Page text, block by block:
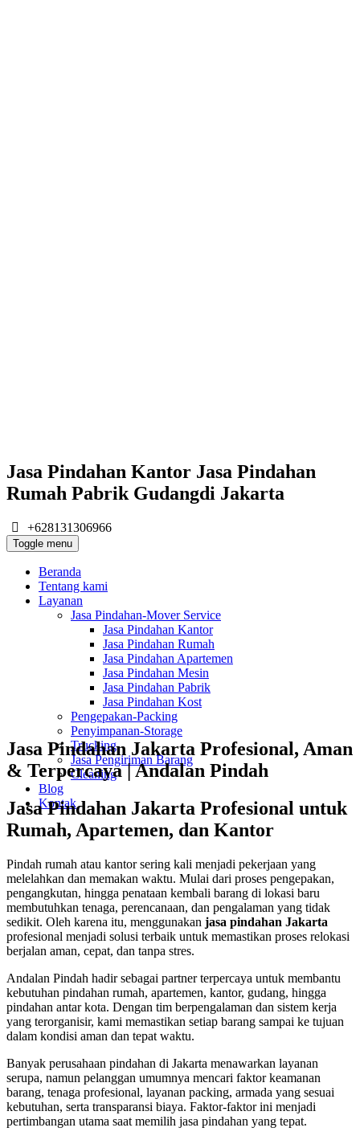
Jasa Pindahan Kantor Jasa Pindahan
Rumah Pabrik Gudangdi Jakarta
+628131306966
Toggle menu
Beranda
Tentang kami
Layanan
Jasa Pindahan-Mover Service
Jasa Pindahan Kantor
Jasa Pindahan Rumah
Jasa Pindahan Apartemen
Jasa Pindahan Mesin
Jasa Pindahan Pabrik
Jasa Pindahan Kost
Pengepakan-Packing
Penyimpanan-Storage
Trucking
Jasa Pengiriman Barang
Cleaning
Blog
Kontak
Jasa Pindahan Jakarta Profesional, Aman
& Terpercaya | Andalan Pindah
Jasa Pindahan Jakarta Profesional untuk
Rumah, Apartemen, dan Kantor
Pindah rumah atau kantor sering kali menjadi pekerjaan yang
melelahkan dan memakan waktu. Mulai dari proses pengepakan,
pengangkutan, hingga penataan kembali barang di lokasi baru
membutuhkan tenaga, perencanaan, dan pengalaman yang tidak
sedikit. Oleh karena itu, menggunakan jasa pindahan Jakarta
profesional menjadi solusi terbaik untuk memastikan proses relokasi
berjalan aman, cepat, dan tanpa stres.
Andalan Pindah hadir sebagai partner terpercaya untuk membantu
kebutuhan pindahan rumah, apartemen, kantor, gudang, hingga
pindahan antar kota. Dengan tim berpengalaman dan sistem kerja
yang terorganisir, kami memastikan setiap barang sampai ke tujuan
dalam kondisi aman dan tepat waktu.
Banyak perusahaan pindahan di Jakarta menawarkan layanan
serupa, namun pelanggan umumnya mencari faktor keamanan
barang, tenaga profesional, layanan packing, armada yang sesuai
kebutuhan, serta transparansi biaya. Faktor-faktor ini menjadi
pertimbangan utama saat memilih jasa pindahan yang tepat.